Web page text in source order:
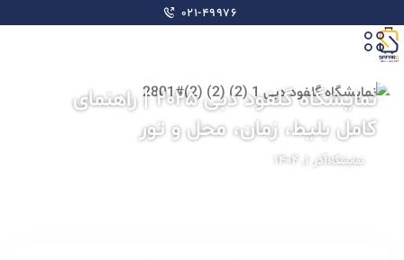
۰۲۱-۴۹۹۷۶
نمایشگاه گلفود دبی ۲۰۲۵ | راهنمای
کامل بلیط، زمان، محل و تور
نمایشگاهآذر ۱, ۱۴۰۴